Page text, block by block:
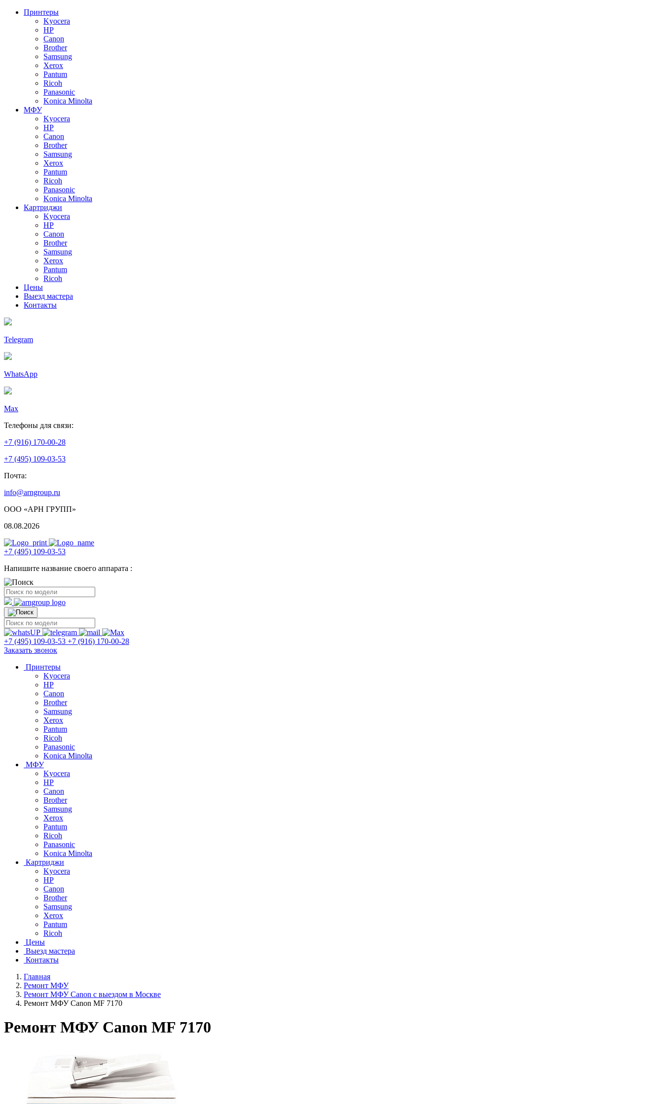
Принтеры
Kyocera
HP
Canon
Brother
Samsung
Xerox
Pantum
Ricoh
Panasonic
Konica Minolta
МФУ
Kyocera
HP
Canon
Brother
Samsung
Xerox
Pantum
Ricoh
Panasonic
Konica Minolta
Картриджи
Kyocera
HP
Canon
Brother
Samsung
Xerox
Pantum
Ricoh
Цены
Выезд мастера
Контакты
Telegram
WhatsApp
Max
Телефоны для связи:
+7 (916) 170-00-28
+7 (495) 109-03-53
Почта:
info@arngroup.ru
ООО «АРН ГРУПП»
08.08.2026
+7 (495) 109-03-53
Напишите название своего аппарата :
+7 (495) 109-03-53 +7 (916) 170-00-28
Заказать звонок
Принтеры
Kyocera
HP
Canon
Brother
Samsung
Xerox
Pantum
Ricoh
Panasonic
Konica Minolta
МФУ
Kyocera
HP
Canon
Brother
Samsung
Xerox
Pantum
Ricoh
Panasonic
Konica Minolta
Картриджи
Kyocera
HP
Canon
Brother
Samsung
Xerox
Pantum
Ricoh
Цены
Выезд мастера
Контакты
Главная
Ремонт МФУ
Ремонт МФУ Canon с выездом в Москве
Ремонт МФУ Canon MF 7170
Ремонт МФУ Canon MF 7170